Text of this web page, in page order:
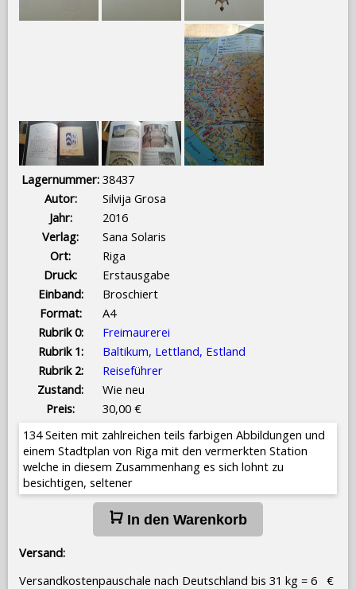
Lagernummer: 38437
Autor:
Silvija Grosa
Jahr:
2016
Verlag:
Sana Solaris
Ort:
Riga
Druck:
Erstausgabe
Einband:
Broschiert
Format:
A4
Rubrik 0:
Freimaurerei
Rubrik 1:
Baltikum, Lettland, Estland
Rubrik 2:
Reiseführer
Zustand:
Wie neu
Preis:
30,00 €
134 Seiten mit zahlreichen teils farbigen Abbildungen und
einem Stadtplan von Riga mit den vermerkten Station
welche in diesem Zusammenhang es sich lohnt zu
besichtigen, seltener
In den Warenkorb
Versand:
Versandkostenpauschale nach Deutschland bis 31 kg = 6 €